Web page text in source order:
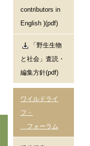
contributors in
English )(pdf)
「野生生物
と社会」査読・
編集方針(pdf)
ワイルドライ
フ・
フォーラム